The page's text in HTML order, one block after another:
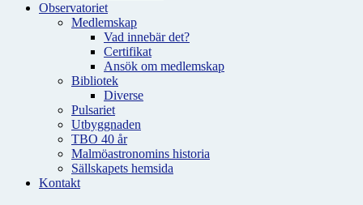
Observatoriet
Medlemskap
Vad innebär det?
Certifikat
Ansök om medlemskap
Bibliotek
Diverse
Pulsariet
Utbyggnaden
TBO 40 år
Malmöastronomins historia
Sällskapets hemsida
Kontakt